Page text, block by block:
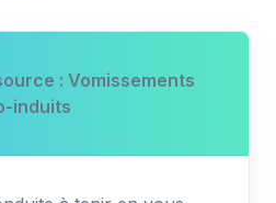
: Vomissements
induits